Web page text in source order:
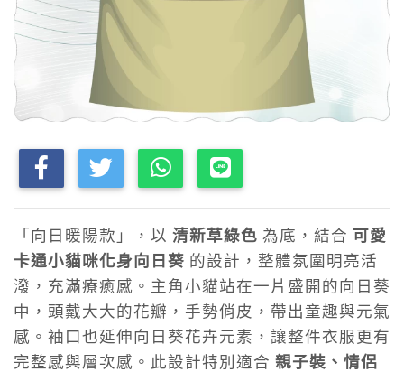
「向日暖陽款」，以 清新草綠色 為底，結合 可愛
卡通小貓咪化身向日葵 的設計，整體氛圍明亮活
潑，充滿療癒感。主角小貓站在一片盛開的向日葵
中，頭戴大大的花瓣，手勢俏皮，帶出童趣與元氣
感。袖口也延伸向日葵花卉元素，讓整件衣服更有
完整感與層次感。此設計特別適合 親子裝、情侶